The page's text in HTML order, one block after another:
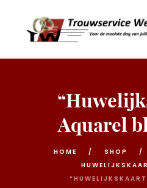
Aquarel
HOME SHOP